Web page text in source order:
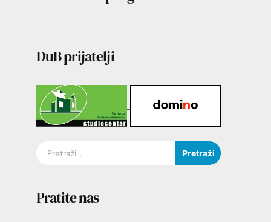
DuB prijatelji
Pretraži
Pratite nas